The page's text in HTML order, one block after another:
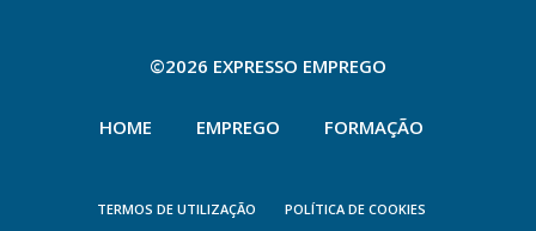
©2026 EXPRESSO EMPREGO
HOME EMPREGO FORMAÇÃO
TERMOS DE UTILIZAÇÃO
POLÍTICA DE COOKIES